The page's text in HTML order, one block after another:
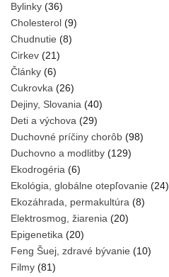
Bylinky (36)
Cholesterol (9)
Chudnutie (8)
Cirkev (21)
Články (6)
Cukrovka (26)
Dejiny, Slovania (40)
Deti a výchova (29)
Duchovné príčiny chorôb (98)
Duchovno a modlitby (129)
Ekodrogéria (6)
Ekológia, globálne otepľovanie (24)
Ekozáhrada, permakultúra (8)
Elektrosmog, žiarenia (20)
Epigenetika (20)
Feng Šuej, zdravé bývanie (10)
Filmy (81)